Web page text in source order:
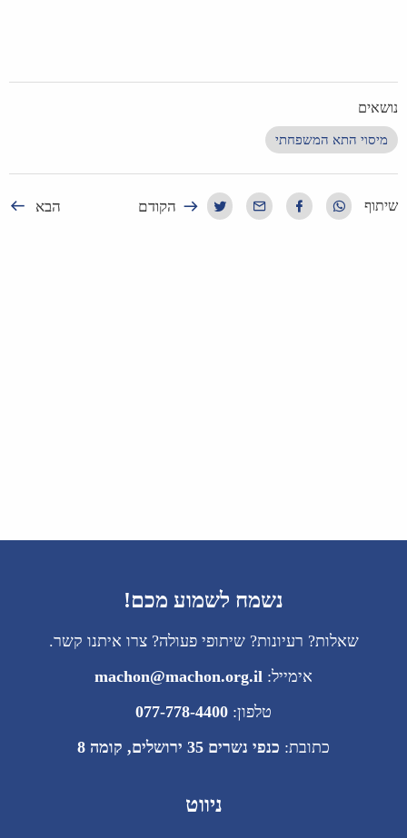
נושאים
מיסוי התא המשפחתי
שיתוף הקודם הבא
נשמח לשמוע מכם!
שאלות? רעיונות? שיתופי פעולה? צרו איתנו קשר.
אימייל: machon@machon.org.il
טלפון: 077-778-4400
כתובת: כנפי נשרים 35 ירושלים, קומה 8
ניווט